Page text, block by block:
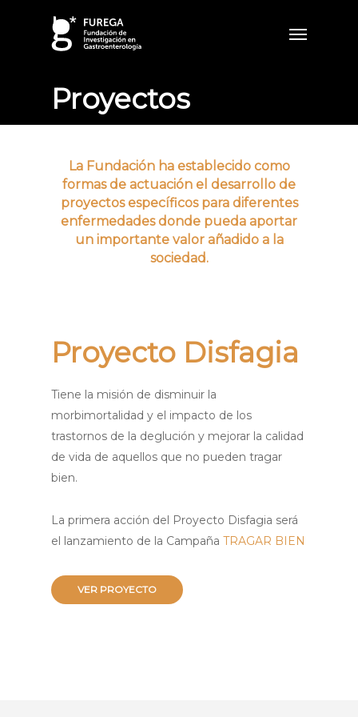
Proyectos
La Fundación ha establecido como
formas de actuación el desarrollo de
proyectos específicos para diferentes
enfermedades donde pueda aportar
un importante valor añadido a la
sociedad.
Proyecto Disfagia
Tiene la misión de disminuir la
morbimortalidad y el impacto de los
trastornos de la deglución y mejorar la calidad
de vida de aquellos que no pueden tragar
bien.
La primera acción del Proyecto Disfagia será
el lanzamiento de la CampañaTRAGAR BIEN
VER PROYECTO